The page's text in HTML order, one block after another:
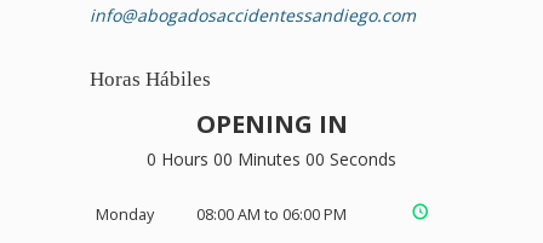
info@abogadosaccidentessandiego.com
Horas Hábiles
OPENING IN
0 Hours 00 Minutes 00 Seconds
Monday 08:00 AM to 06:00 PM